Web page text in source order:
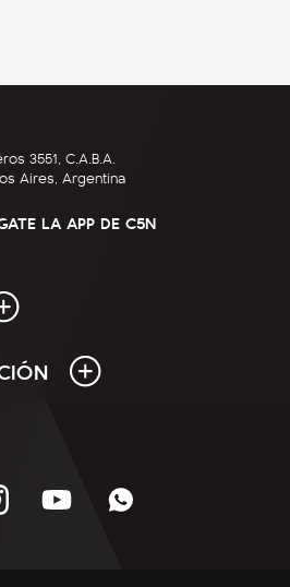
3551, C.A.B.A.
Aires, Argentina
LA APP DE C5N